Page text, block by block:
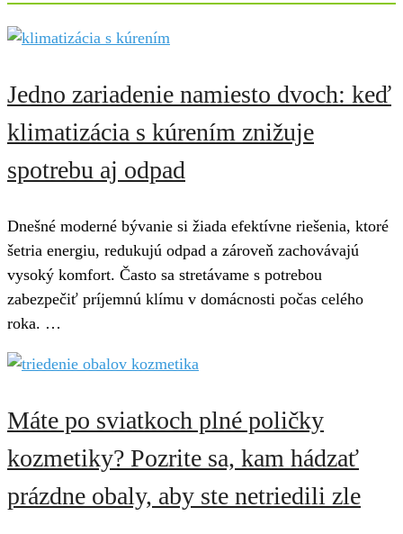
Jedno zariadenie namiesto dvoch: keď
klimatizácia s kúrením znižuje
spotrebu aj odpad
Dnešné moderné bývanie si žiada efektívne riešenia, ktoré
šetria energiu, redukujú odpad a zároveň zachovávajú
vysoký komfort. Často sa stretávame s potrebou
zabezpečiť príjemnú klímu v domácnosti počas celého
roka. …
Máte po sviatkoch plné poličky
kozmetiky? Pozrite sa, kam hádzať
prázdne obaly, aby ste netriedili zle